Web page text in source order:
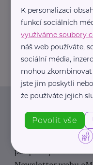
https://
+420 800 100 150
Pravidelný přísun
podpora pro rodiče
K personalizaci
funkcí sociálních
využíváme soubory
náš web používáte,
sociální média,
mohou
jste jim poskytli
že používáte jejich
Povolit vše